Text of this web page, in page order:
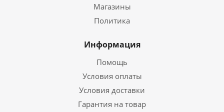
Магазины
Политика
Информация
Помощь
Условия оплаты
Условия доставки
Гарантия на товар